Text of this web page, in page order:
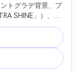
トグラデ背景、プ
SHINE」）、グ
反射、Canon EOS
告ポスター構図 --